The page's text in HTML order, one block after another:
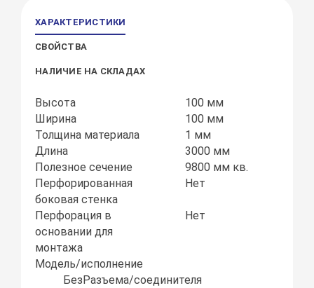
ХАРАКТЕРИСТИКИ
СВОЙСТВА
НАЛИЧИЕ НА СКЛАДАХ
Высота
100 мм
Ширина
100 мм
Толщина материала
1 мм
Длина
3000 мм
Полезное сечение
9800 мм кв.
Перфорированная
боковая стенка
Нет
Перфорация в
основании для
монтажа
Нет
Модель/исполнение
БезРазъема/соединителя